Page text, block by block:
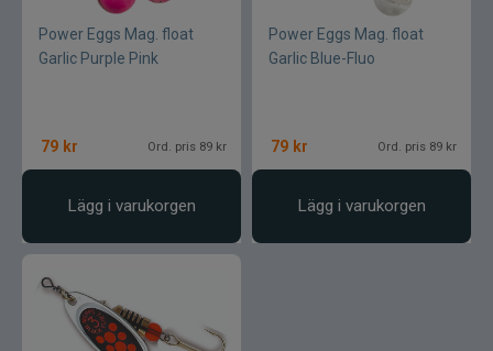
Power Eggs Mag. float
Garlic Purple Pink
79 kr Ord. pris 89 kr
Lägg i varukorgen
Power Eggs Mag. float
Garlic Blue-Fluo
79 kr Ord. pris 89 kr
Lägg i varukorgen